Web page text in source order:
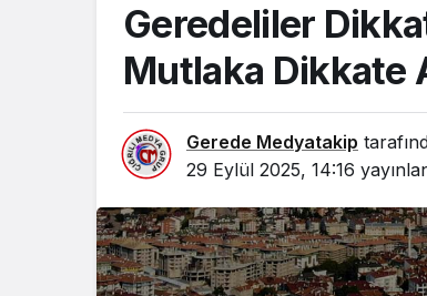
Geredeliler
Mutlaka Dikkate
Gerede Medyatakip
29 Eylül 2025, 14:16